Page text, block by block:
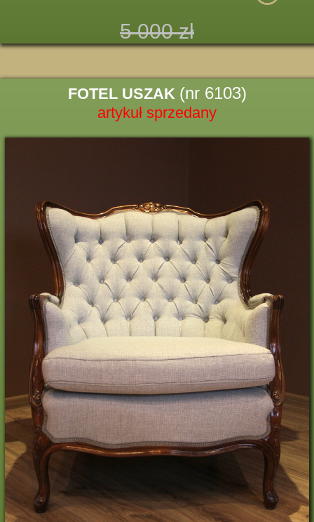
5 000 zł
FOTEL USZAK (nr 6103)
artykuł sprzedany